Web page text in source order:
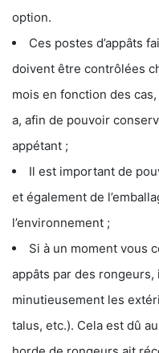
option.
Ces postes d’appâts
doivent être contrôlées
mois en fonction des
a, afin de pouvoir
appétant ;
Il est important de
et également de
l’environnement ;
Si à un moment vous
appâts par des
minutieusement les
talus, etc.). Cela est dû